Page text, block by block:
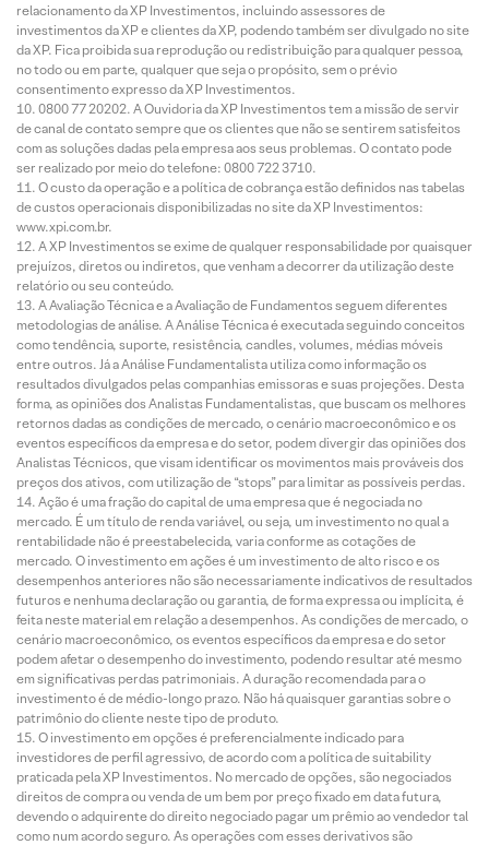
relacionamento da XP Investimentos, incluindo assessores de
investimentos da XP e clientes da XP, podendo também ser divulgado no site
da XP. Fica proibida sua reprodução ou redistribuição para qualquer pessoa,
no todo ou em parte, qualquer que seja o propósito, sem o prévio
consentimento expresso da XP Investimentos.
0800 77 20202. A Ouvidoria da XP Investimentos tem a missão de servir
de canal de contato sempre que os clientes que não se sentirem satisfeitos
com as soluções dadas pela empresa aos seus problemas. O contato pode
ser realizado por meio do telefone: 0800 722 3710.
O custo da operação e a política de cobrança estão definidos nas tabelas
de custos operacionais disponibilizadas no site da XP Investimentos:
www.xpi.com.br.
A XP Investimentos se exime de qualquer responsabilidade por quaisquer
prejuízos, diretos ou indiretos, que venham a decorrer da utilização deste
relatório ou seu conteúdo.
A Avaliação Técnica e a Avaliação de Fundamentos seguem diferentes
metodologias de análise. A Análise Técnica é executada seguindo conceitos
como tendência, suporte, resistência, candles, volumes, médias móveis
entre outros. Já a Análise Fundamentalista utiliza como informação os
resultados divulgados pelas companhias emissoras e suas projeções. Desta
forma, as opiniões dos Analistas Fundamentalistas, que buscam os melhores
retornos dadas as condições de mercado, o cenário macroeconômico e os
eventos específicos da empresa e do setor, podem divergir das opiniões dos
Analistas Técnicos, que visam identificar os movimentos mais prováveis dos
preços dos ativos, com utilização de “stops” para limitar as possíveis perdas.
Ação é uma fração do capital de uma empresa que é negociada no
mercado. É um título de renda variável, ou seja, um investimento no qual a
rentabilidade não é preestabelecida, varia conforme as cotações de
mercado. O investimento em ações é um investimento de alto risco e os
desempenhos anteriores não são necessariamente indicativos de resultados
futuros e nenhuma declaração ou garantia, de forma expressa ou implícita, é
feita neste material em relação a desempenhos. As condições de mercado, o
cenário macroeconômico, os eventos específicos da empresa e do setor
podem afetar o desempenho do investimento, podendo resultar até mesmo
em significativas perdas patrimoniais. A duração recomendada para o
investimento é de médio-longo prazo. Não há quaisquer garantias sobre o
patrimônio do cliente neste tipo de produto.
O investimento em opções é preferencialmente indicado para
investidores de perfil agressivo, de acordo com a política de suitability
praticada pela XP Investimentos. No mercado de opções, são negociados
direitos de compra ou venda de um bem por preço fixado em data futura,
devendo o adquirente do direito negociado pagar um prêmio ao vendedor tal
como num acordo seguro. As operações com esses derivativos são